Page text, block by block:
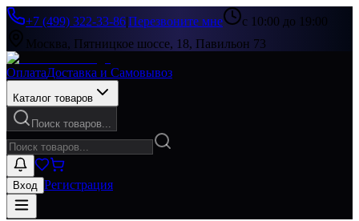
+7 (499) 322-33-86|Перезвоните мне
с 10:00 до 19:00
Москва, Пятницкое шоссе, 18, Павильон 73
ОплатаДоставка и Самовывоз
Каталог товаров
Поиск товаров...
Вход Регистрация